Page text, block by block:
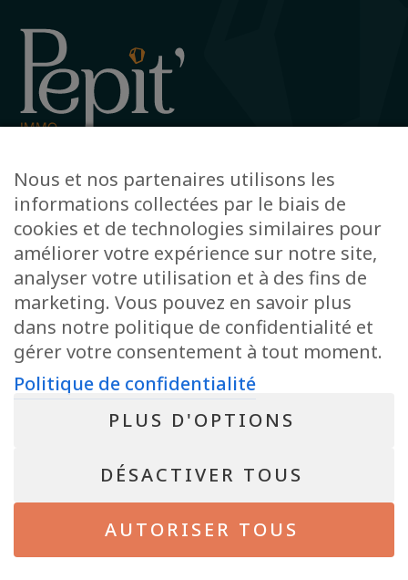
+32 63 78 51 51
info@pepit-immo.be
POLITIQUE DE CONFIDENTIALITÉ
Conseiller immobilier agréé IPI sous le numéro 513.950 en Belgique
N° entreprise : BE-0804.021.122
Instance de contrôle: IPI, rue du Luxembourg 16B, 1000 Bruxelles – Soumis
au code déontologique de l’ IPI
RC professionnelle et cautionnement via AXA Belgium SA – police n°
Bientôt disponible !
Nous et nos partenaires utilisons les
informations collectées par le biais de
cookies et de technologies similaires pour
améliorer votre expérience sur notre site,
analyser votre utilisation et à des fins de
marketing. Vous pouvez en savoir plus
dans notre politique de confidentialité et
gérer votre consentement à tout moment.
Politique de confidentialité
PLUS D'OPTIONS
DÉSACTIVER TOUS
AUTORISER TOUS